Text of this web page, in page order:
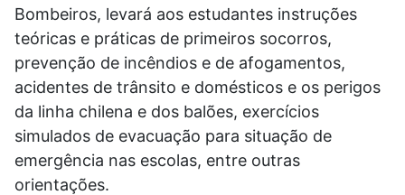
Bombeiros, levará aos estudantes instruções
teóricas e práticas de primeiros socorros,
prevenção de incêndios e de afogamentos,
acidentes de trânsito e domésticos e os perigos
da linha chilena e dos balões, exercícios
simulados de evacuação para situação de
emergência nas escolas, entre outras
orientações.